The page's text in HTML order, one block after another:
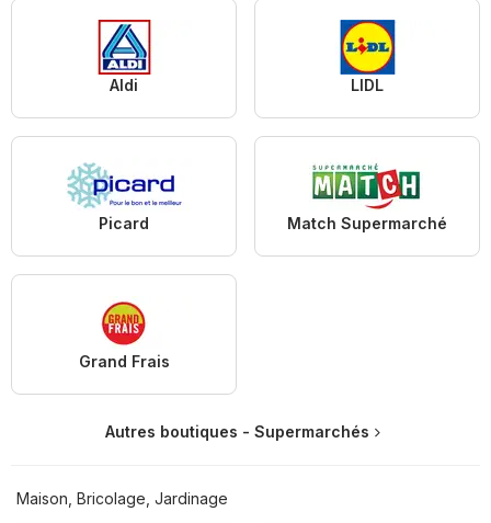
Aldi LIDL
Picard Match Supermarché
Grand Frais
Autres boutiques - Supermarchés
Maison, Bricolage, Jardinage